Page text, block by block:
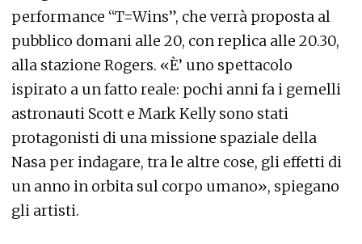
performance “T=Wins”, che verrà proposta al
pubblico domani alle 20, con replica alle 20.30,
alla stazione Rogers. «È’ uno spettacolo
ispirato a un fatto reale: pochi anni fa i gemelli
astronauti Scott e Mark Kelly sono stati
protagonisti di una missione spaziale della
Nasa per indagare, tra le altre cose, gli effetti di
un anno in orbita sul corpo umano», spiegano
gli artisti.